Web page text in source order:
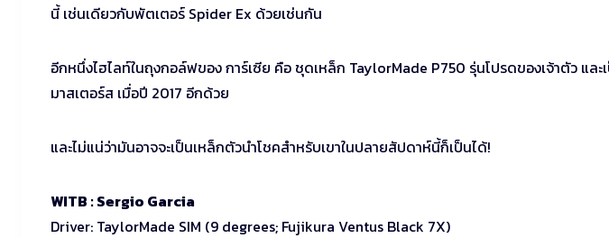
นี้ เช่นเดียวกับพัตเตอร์ Spider Ex ด้วยเช่นกัน
อีกหนึ่งไฮไลท์ในถุงกอล์ฟของ การ์เซีย คือ ชุดเหล็ก TaylorMade P750 รุ่นโปรดของเจ้าตัว และ
มาสเตอร์ส เมื่อปี 2017 อีกด้วย
และไม่แน่ว่ามันอาจจะเป็นเหล็กตัวนำโชคสำหรับเขาในปลายสัปดาห์นี้ก็เป็นได้!
WITB : Sergio Garcia
Driver: TaylorMade SIM (9 degrees; Fujikura Ventus Black 7X)